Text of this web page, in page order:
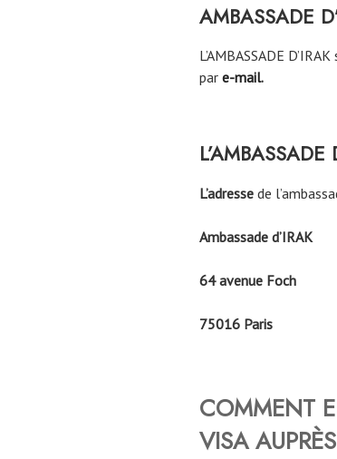
AMBASSADE
L’AMBASSADE
par e-mail.
L’adresse de
Ambassade d’IRAK
64 avenue Foch
75016 Paris
COMMENT
VISA